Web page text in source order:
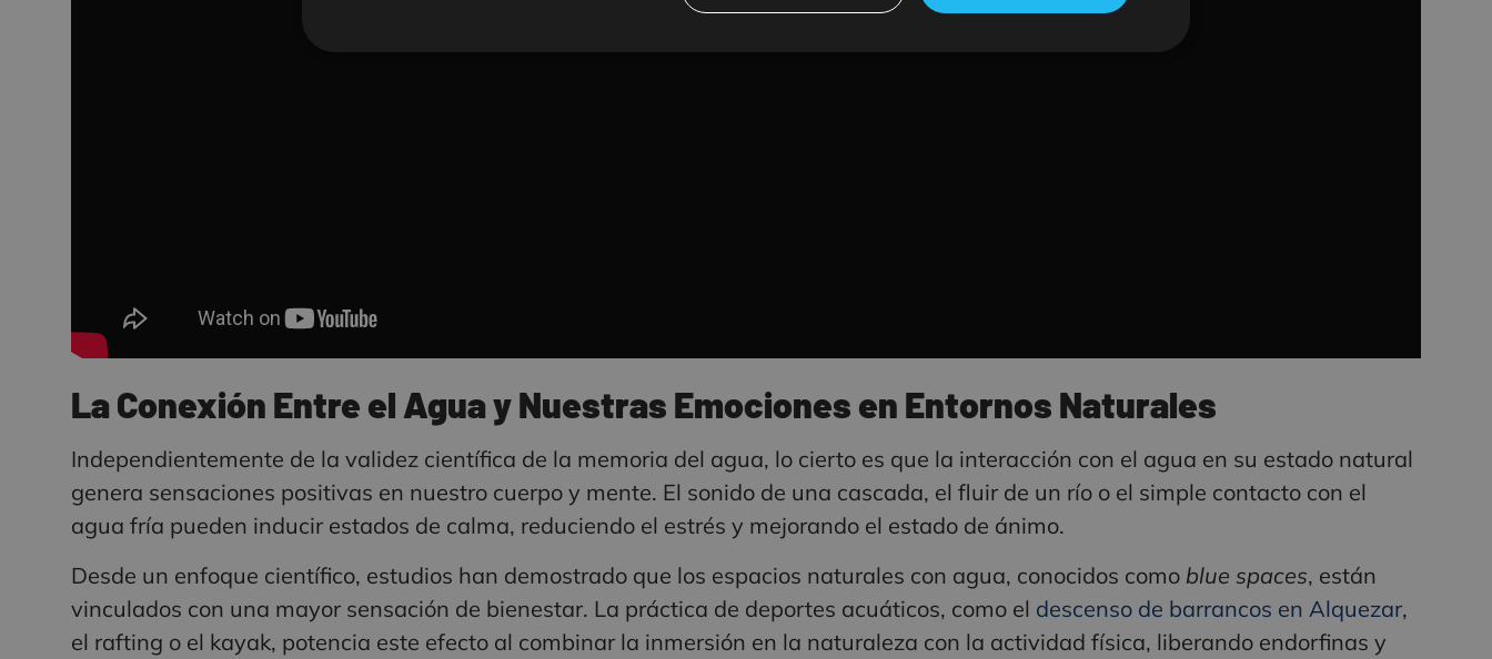
La Conexión Entre el Agua y Nuestras Emociones en Entornos Naturales
Independientemente de la validez científica de la memoria del agua, lo cierto es que la interacción con el agua en su estado natural
genera sensaciones positivas en nuestro cuerpo y mente. El sonido de una cascada, el fluir de un río o el simple contacto con el
agua fría pueden inducir estados de calma, reduciendo el estrés y mejorando el estado de ánimo.
Desde un enfoque científico, estudios han demostrado que los espacios naturales con agua, conocidos como blue spaces, están
vinculados con una mayor sensación de bienestar. La práctica de deportes acuáticos, como el descenso de barrancos en Alquezar,
el rafting o el kayak, potencia este efecto al combinar la inmersión en la naturaleza con la actividad física, liberando endorfinas y